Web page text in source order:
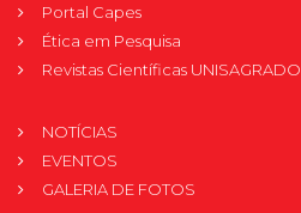
Portal Capes
Ética em Pesquisa
Revistas Científicas UNISAGRADO
NOTÍCIAS
EVENTOS
GALERIA DE FOTOS